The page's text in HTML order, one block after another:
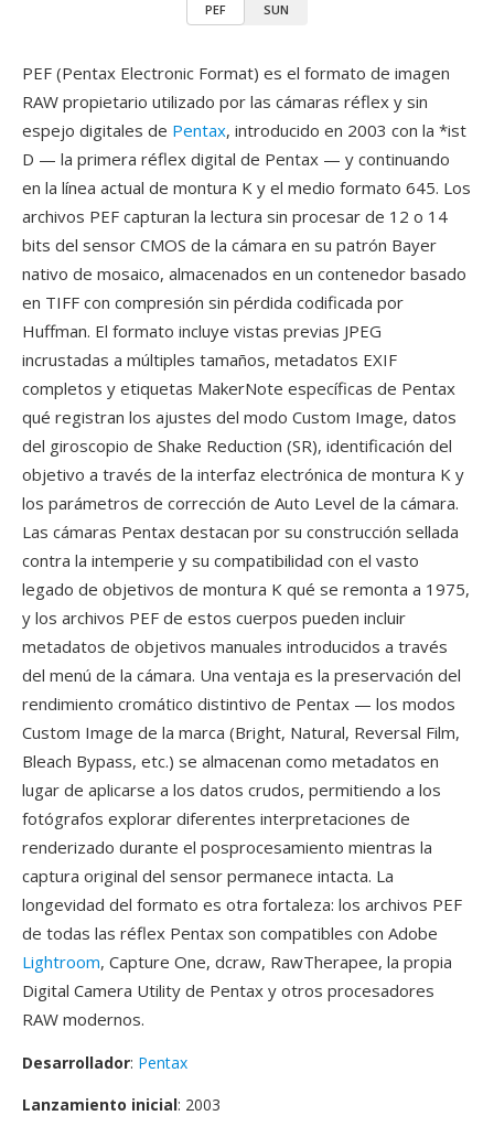
PEF SUN
PEF (Pentax Electronic Format) es el formato de imagen
RAW propietario utilizado por las cámaras réflex y sin
espejo digitales de Pentax, introducido en 2003 con la *ist
D — la primera réflex digital de Pentax — y continuando
en la línea actual de montura K y el medio formato 645. Los
archivos PEF capturan la lectura sin procesar de 12 o 14
bits del sensor CMOS de la cámara en su patrón Bayer
nativo de mosaico, almacenados en un contenedor basado
en TIFF con compresión sin pérdida codificada por
Huffman. El formato incluye vistas previas JPEG
incrustadas a múltiples tamaños, metadatos EXIF
completos y etiquetas MakerNote específicas de Pentax
qué registran los ajustes del modo Custom Image, datos
del giroscopio de Shake Reduction (SR), identificación del
objetivo a través de la interfaz electrónica de montura K y
los parámetros de corrección de Auto Level de la cámara.
Las cámaras Pentax destacan por su construcción sellada
contra la intemperie y su compatibilidad con el vasto
legado de objetivos de montura K qué se remonta a 1975,
y los archivos PEF de estos cuerpos pueden incluir
metadatos de objetivos manuales introducidos a través
del menú de la cámara. Una ventaja es la preservación del
rendimiento cromático distintivo de Pentax — los modos
Custom Image de la marca (Bright, Natural, Reversal Film,
Bleach Bypass, etc.) se almacenan como metadatos en
lugar de aplicarse a los datos crudos, permitiendo a los
fotógrafos explorar diferentes interpretaciones de
renderizado durante el posprocesamiento mientras la
captura original del sensor permanece intacta. La
longevidad del formato es otra fortaleza: los archivos PEF
de todas las réflex Pentax son compatibles con Adobe
Lightroom, Capture One, dcraw, RawTherapee, la propia
Digital Camera Utility de Pentax y otros procesadores
RAW modernos.
Desarrollador: Pentax
Lanzamiento inicial: 2003